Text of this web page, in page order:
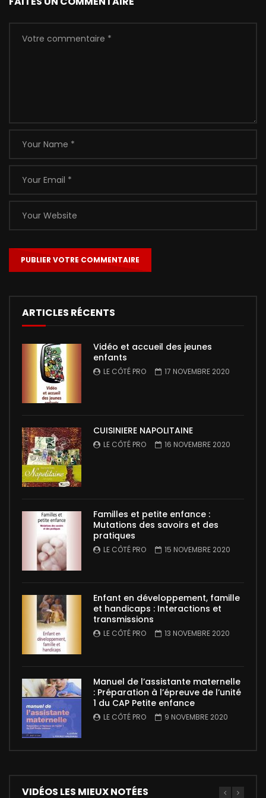
ARTICLES RÉCENTS
Vidéo et accueil des jeunes
enfants
LE CÔTÉ PRO 17 NOVEMBRE 2020
CUISINIERE NAPOLITAINE
LE CÔTÉ PRO 16 NOVEMBRE 2020
Familles et petite enfance :
Mutations des savoirs et des
pratiques
LE CÔTÉ PRO 15 NOVEMBRE 2020
Enfant en développement, famille
et handicaps : Interactions et
transmissions
LE CÔTÉ PRO 13 NOVEMBRE 2020
Manuel de l’assistante maternelle
: Préparation à l’épreuve de l’unité
1 du CAP Petite enfance
LE CÔTÉ PRO 9 NOVEMBRE 2020
VIDÉOS LES MIEUX NOTÉES